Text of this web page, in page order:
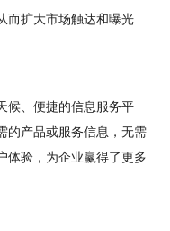
而扩大市场触达和曝光
候、便捷的信息服务平
的产品或服务信息，无需
体验，为企业赢得了更多